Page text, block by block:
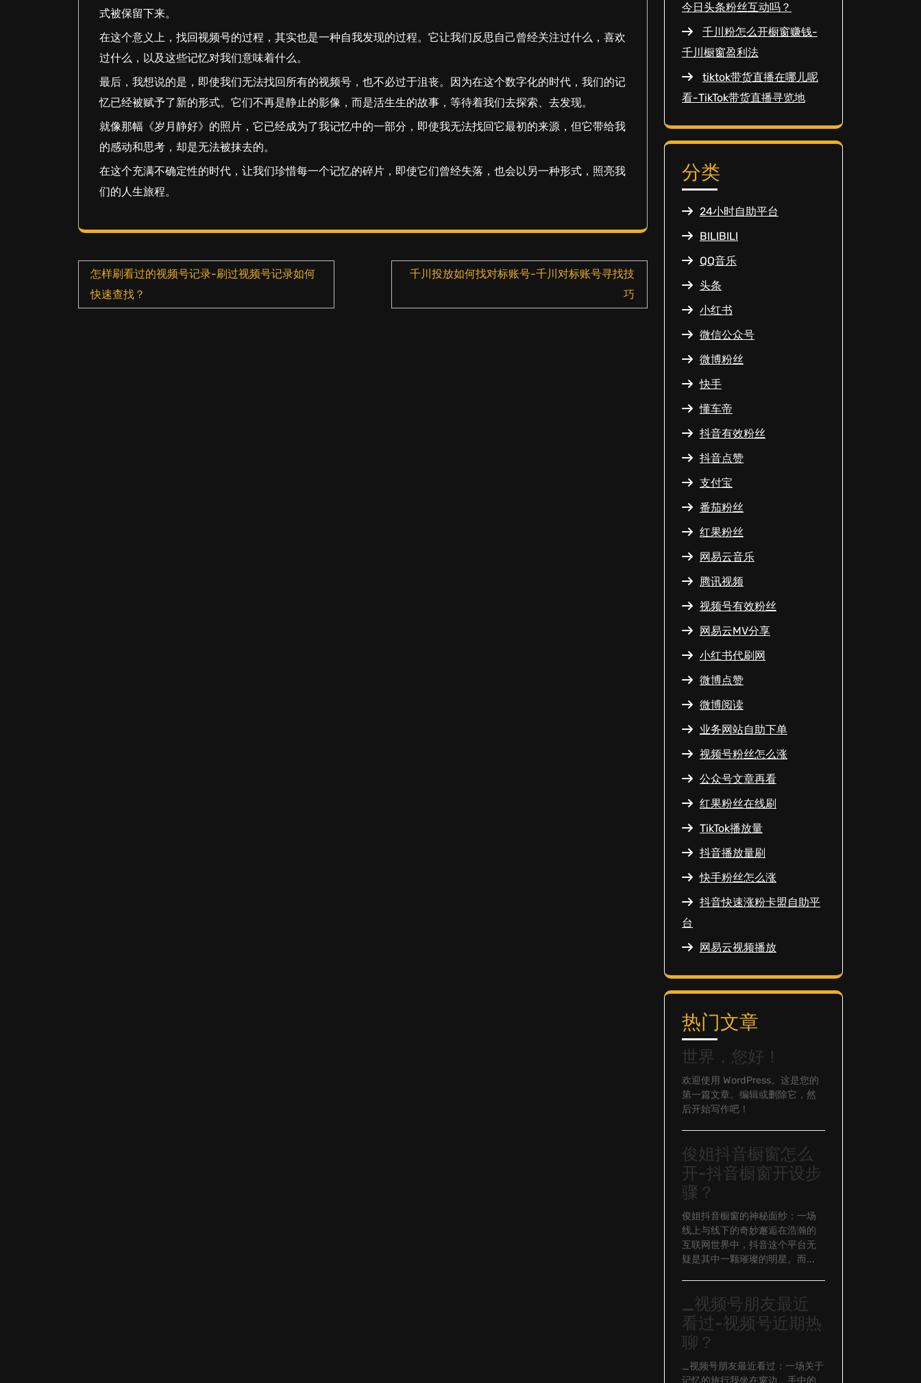
式被保留下来。
在这个意义上，找回视频号的过程，其实也是一种自我发现的过程。它让我们反思自己曾经关注过什么，喜欢
过什么，以及这些记忆对我们意味着什么。
最后，我想说的是，即使我们无法找回所有的视频号，也不必过于沮丧。因为在这个数字化的时代，我们的记
忆已经被赋予了新的形式。它们不再是静止的影像，而是活生生的故事，等待着我们去探索、去发现。
就像那幅《岁月静好》的照片，它已经成为了我记忆中的一部分，即使我无法找回它最初的来源，但它带给我
的感动和思考，却是无法被抹去的。
在这个充满不确定性的时代，让我们珍惜每一个记忆的碎片，即使它们曾经失落，也会以另一种形式，照亮我
们的人生旅程。
文
章
怎样刷看过的视频号记录-刷过视频号记录如何
快速查找？
千川投放如何找对标账号-千川对标账号寻找技
巧
今日头条粉丝互动吗？
千川粉怎么开橱窗赚钱-
千川橱窗盈利法
tiktok带货直播在哪儿呢
看-TikTok带货直播寻览地
分类
24小时自助平台
BILIBILI
QQ音乐
头条
小红书
微信公众号
微博粉丝
快手
懂车帝
抖音有效粉丝
抖音点赞
支付宝
番茄粉丝
红果粉丝
网易云音乐
腾讯视频
视频号有效粉丝
网易云MV分享
小红书代刷网
微博点赞
微博阅读
业务网站自助下单
视频号粉丝怎么涨
公众号文章再看
红果粉丝在线刷
TikTok播放量
抖音播放量刷
快手粉丝怎么涨
抖音快速涨粉卡盟自助平
台
网易云视频播放
热门文章
世界，您好！
欢迎使用 WordPress。这是您的
第一篇文章。编辑或删除它，然
后开始写作吧！
俊姐抖音橱窗怎么
开-抖音橱窗开设步
骤？
俊姐抖音橱窗的神秘面纱：一场
线上与线下的奇妙邂逅在浩瀚的
互联网世界中，抖音这个平台无
疑是其中一颗璀璨的明星。而...
_视频号朋友最近
看过-视频号近期热
聊？
_视频号朋友最近看过：一场关于
记忆的旅行我坐在窗边，手中的